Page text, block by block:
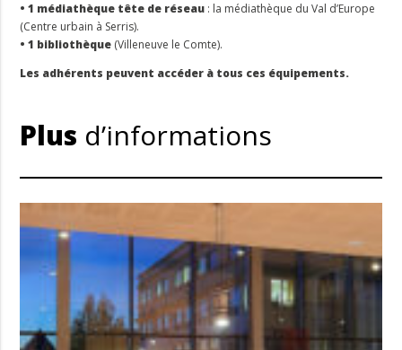
• 1 médiathèque tête de réseau : la médiathèque du Val d’Europe
(Centre urbain à Serris).
• 1 bibliothèque (Villeneuve le Comte).
Les adhérents peuvent accéder à tous ces équipements.
Plus d’informations